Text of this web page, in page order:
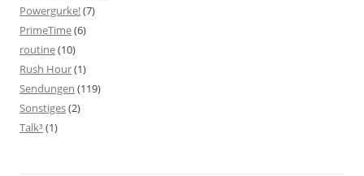
Powergurke!(7)
PrimeTime(6)
routine(10)
Rush Hour(1)
Sendungen (119)
Sonstiges(2)
Talk³ (1)